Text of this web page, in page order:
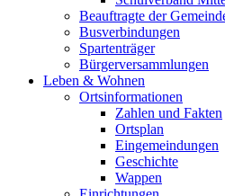
Beauftragte der
Busverbindungen
Spartenträger
Bürgerversammlungen
Leben & Wohnen
Ortsinformationen
Zahlen und Fakten
Ortsplan
Eingemeindungen
Geschichte
Wappen